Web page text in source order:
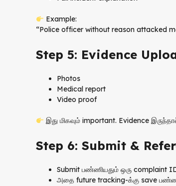
Example:
“Police officer without reason attacked
Step 5: Evidence
Photos
Medical report
Video proof
இது மிகவும் important. Evidence
Step 6: Submit &
Submit பண்ணியதும் ஒரு complaint
அதை future tracking-க்கு save